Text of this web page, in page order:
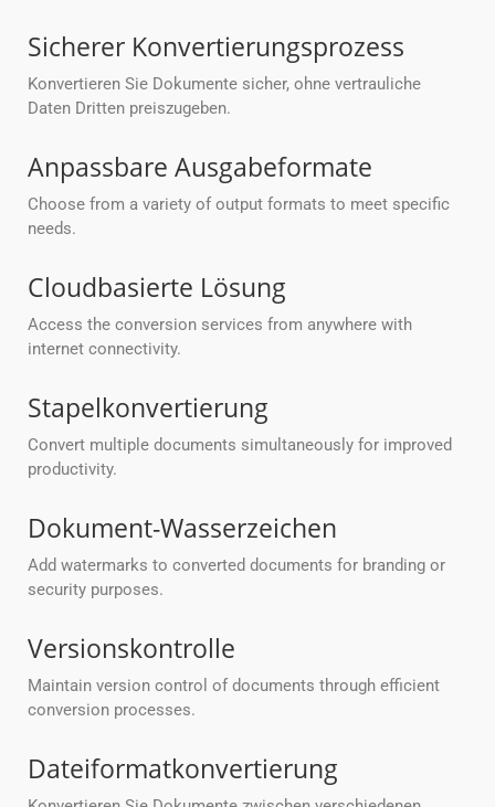
Sicherer Konvertierungsprozess
Konvertieren Sie Dokumente sicher, ohne vertrauliche
Daten Dritten preiszugeben.
Anpassbare Ausgabeformate
Choose from a variety of output formats to meet specific
needs.
Cloudbasierte Lösung
Access the conversion services from anywhere with
internet connectivity.
Stapelkonvertierung
Convert multiple documents simultaneously for improved
productivity.
Dokument-Wasserzeichen
Add watermarks to converted documents for branding or
security purposes.
Versionskontrolle
Maintain version control of documents through efficient
conversion processes.
Dateiformatkonvertierung